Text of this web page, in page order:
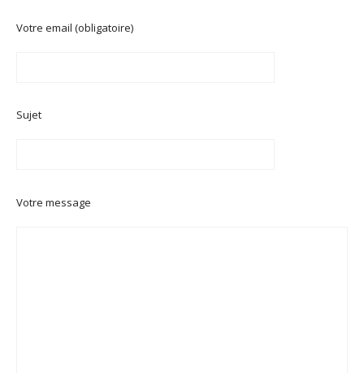
Votre email (obligatoire)
Sujet
Votre message